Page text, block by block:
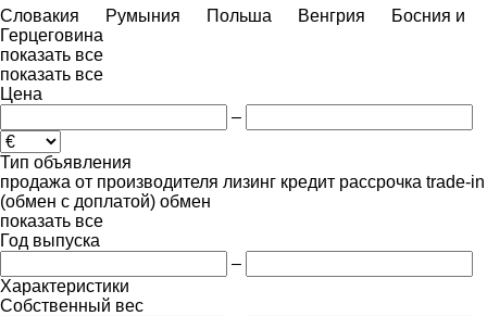
Словакия
Румыния Польша Венгрия
Босния и
Герцеговина
показать все
показать все
Цена
–
Тип объявления
продажа от производителя лизинг кредит рассрочка trade-in
(обмен с доплатой) обмен
показать все
Год выпуска
–
Характеристики
Собственный вес